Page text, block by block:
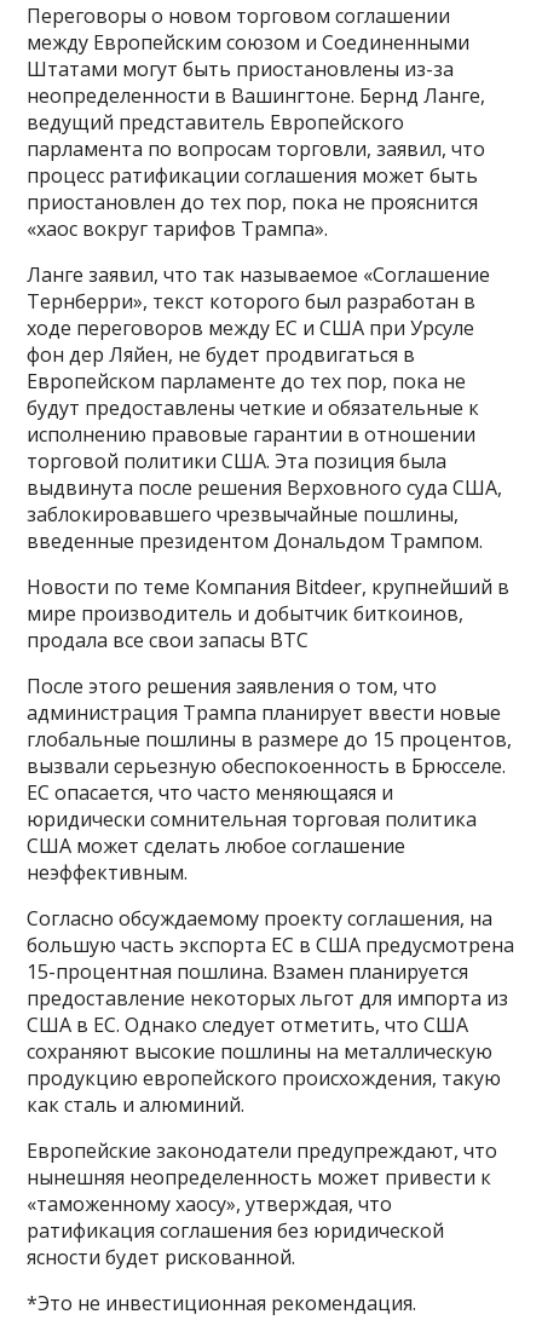
Переговоры о новом торговом соглашении
между Европейским союзом и Соединенными
Штатами могут быть приостановлены из-за
неопределенности в Вашингтоне. Бернд Ланге,
ведущий представитель Европейского
парламента по вопросам торговли, заявил, что
процесс ратификации соглашения может быть
приостановлен до тех пор, пока не прояснится
«хаос вокруг тарифов Трампа».
Ланге заявил, что так называемое «Соглашение
Тернберри», текст которого был разработан в
ходе переговоров между ЕС и США при Урсуле
фон дер Ляйен, не будет продвигаться в
Европейском парламенте до тех пор, пока не
будут предоставлены четкие и обязательные к
исполнению правовые гарантии в отношении
торговой политики США. Эта позиция была
выдвинута после решения Верховного суда США,
заблокировавшего чрезвычайные пошлины,
введенные президентом Дональдом Трампом.
Новости по теме Компания Bitdeer, крупнейший в
мире производитель и добытчик биткоинов,
продала все свои запасы BTC
После этого решения заявления о том, что
администрация Трампа планирует ввести новые
глобальные пошлины в размере до 15 процентов,
вызвали серьезную обеспокоенность в Брюсселе.
ЕС опасается, что часто меняющаяся и
юридически сомнительная торговая политика
США может сделать любое соглашение
неэффективным.
Согласно обсуждаемому проекту соглашения, на
большую часть экспорта ЕС в США предусмотрена
15-процентная пошлина. Взамен планируется
предоставление некоторых льгот для импорта из
США в ЕС. Однако следует отметить, что США
сохраняют высокие пошлины на металлическую
продукцию европейского происхождения, такую
как сталь и алюминий.
Европейские законодатели предупреждают, что
нынешняя неопределенность может привести к
«таможенному хаосу», утверждая, что
ратификация соглашения без юридической
ясности будет рискованной.
*Это не инвестиционная рекомендация.